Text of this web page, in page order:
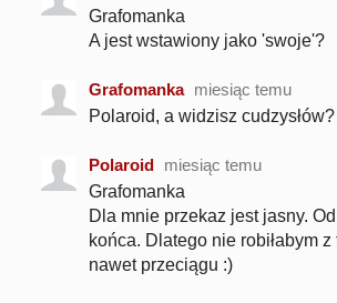
Grafomanka
A jest wstawiony jako 'swoje'?
Grafomanka miesiąc temu
Polaroid, a widzisz cudzysłów?
Polaroid miesiąc temu
Grafomanka
Dla mnie przekaz jest jasny.
końca. Dlatego nie robiłabym
nawet przeciągu :)